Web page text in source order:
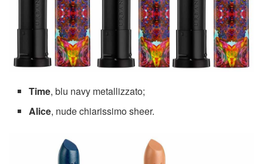
Time, blu navy metallizzato;
Alice, nude chiarissimo sheer.